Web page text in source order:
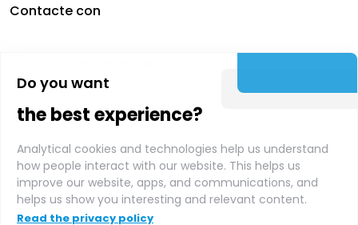
Do you want
the best experience?
Analytical cookies and technologies help us understand
how people interact with our website. This helps us
improve our website, apps, and communications, and
helps us show you interesting and relevant content.
Read the privacy policy
Contacte con
Política de privacidad
Payment methods